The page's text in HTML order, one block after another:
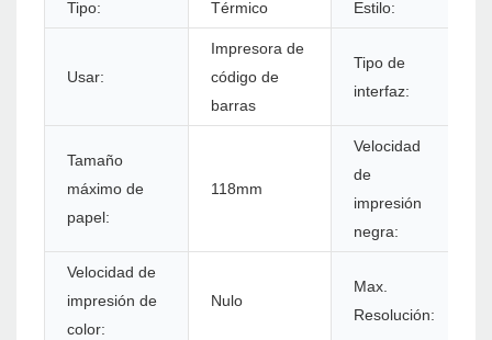
Tipo: Térmico Estilo:
Usar:
Impresora de
código de
barras
Tipo de
interfaz:
Tamaño
máximo de
papel:
118mm
Velocidad
de
impresión
negra:
Velocidad de
impresión de
color:
Nulo
Max.
Resolución: